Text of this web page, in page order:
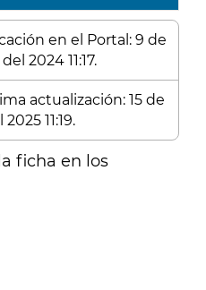
en el Portal: 9 de
2024 11:17.
actualización: 15 de
11:19.
ficha en los